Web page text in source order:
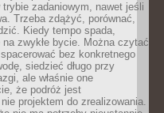
zadaniowym, nawet jeśli
Trzeba zdążyć, porównać,
Kiedy tempo spada,
zwykłe bycie. Można czytać
bez konkretnego
siedzieć długo przy
ale właśnie one
że podróż jest
projektem do zrealizowania.